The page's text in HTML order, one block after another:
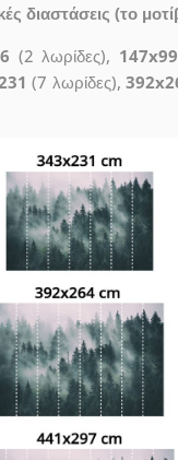
διαστάσεις (το
(2 λωρίδες), 147x99
(7 λωρίδες),